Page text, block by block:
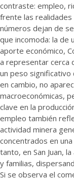
contraste: empleo,
frente las realidades
números dejan de
que incomoda: la de
aporte económico,
a representar cerca
un peso significativo
en cambio, no
macroeconómicas,
clave en la
empleo también
actividad minera
concentrados en
tanto, en San Juan,
y familias,
Si se observa el